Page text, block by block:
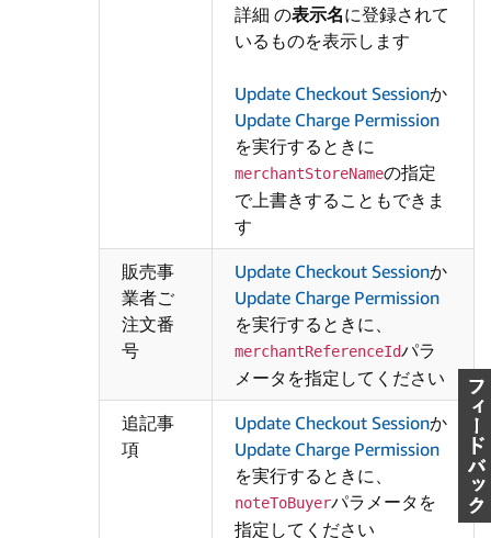
詳細 の表示名に登録されて
いるものを表示します
Update Checkout Sessionか
Update Charge Permission
を実行するときに
merchantStoreNameの指定
で上書きすることもできま
す
販売事
業者ご
注文番
号
Update Checkout Sessionか
Update Charge Permission
を実行するときに、
merchantReferenceIdパラ
メータを指定してください
追記事
項
Update Checkout Sessionか
Update Charge Permission
を実行するときに、
noteToBuyerパラメータを
指定してください